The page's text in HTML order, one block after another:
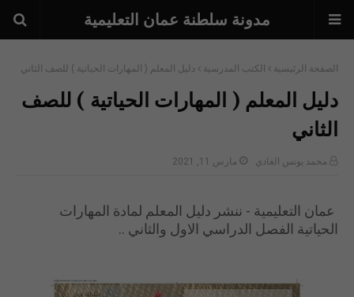
مدونة سلطنة عمان التعليمية
الصفحة الرئيسية الكتب المدرسية دليل المعلم ( المهارات الحياتية ) للصف الثاني
دليل المعلم ( المهارات الحياتية ) للصف
الثاني
محمد يونس الغادي مارس 11, 2021
عمان التعليمية - ننشر دليل المعلم لمادة المهارات
الحياتية الفصل الدراسي الاول والثاني ..